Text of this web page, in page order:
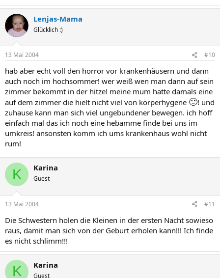
Lenjas-Mama
Glücklich :)
13 Mai 2004 #10
hab aber echt voll den horror vor krankenhäusern und dann
auch noch im hochsommer! wer weiß wen man dann auf sein
zimmer bekommt in der hitze! meine mum hatte damals eine
auf dem zimmer die hielt nicht viel von körperhygene 🙂! und
zuhause kann man sich viel ungebundener bewegen. ich hoff
einfach mal das ich noch eine hebamme finde bei uns im
umkreis! ansonsten komm ich ums krankenhaus wohl nicht
rum!
K Karina
Guest
13 Mai 2004 #11
Die Schwestern holen die Kleinen in der ersten Nacht sowieso
raus, damit man sich von der Geburt erholen kann!!! Ich finde
es nicht schlimm!!!
K Karina
Guest